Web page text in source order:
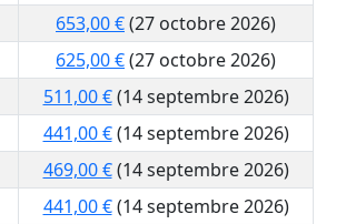
653,00 €(27 octobre 2026)
625,00 €(27 octobre 2026)
511,00 €(14 septembre 2026)
441,00 €(14 septembre 2026)
469,00 €(14 septembre 2026)
441,00 €(14 septembre 2026)